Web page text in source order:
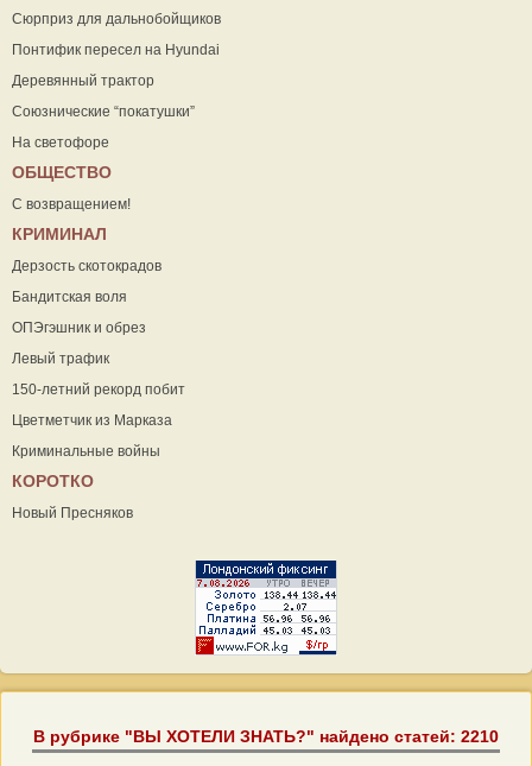
Сюрприз для дальнобойщиков
Понтифик пересел на Hyundai
Деревянный трактор
Союзнические “покатушки”
На светофоре
ОБЩЕСТВО
С возвращением!
КРИМИНАЛ
Дерзость скотокрадов
Бандитская воля
ОПЭгэшник и обрез
Левый трафик
150-летний рекорд побит
Цветметчик из Марказа
Криминальные войны
КОРОТКО
Новый Пресняков
В рубрике "ВЫ ХОТЕЛИ ЗНАТЬ?" найдено статей: 2210